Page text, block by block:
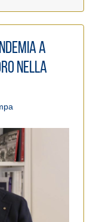
a
nella